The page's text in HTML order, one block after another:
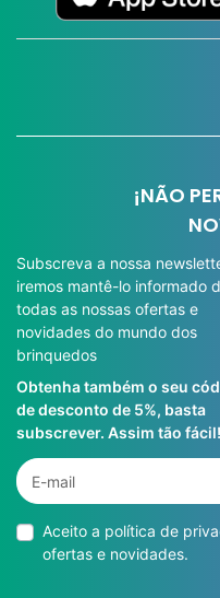
¡NÃO
Subscreva a nossa
iremos mantê-lo informado
todas as nossas ofertas e
novidades do mundo dos
brinquedos
Obtenha também o seu
de desconto de 5%, basta
subscrever. Assim tão fácil!
Aceito a política de
ofertas e novidades.